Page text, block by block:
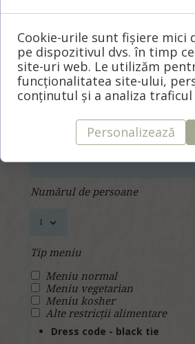
Ne veți onora cu prezența în
Nume
Numărul de persoane
Tip meniu
Meniu normal
Meniu vegetarian
Meniu kosher
Alte restricții alimentare
Dress code - black tie
Cookie-urile sunt fișiere mici
pe dispozitivul dvs. în timp
site-uri web. Le utilizăm
funcționalitatea site-ului,
conținutul și a analiza traficul
Personalizează